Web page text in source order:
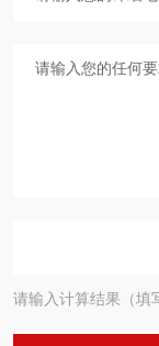
请输入计算结果（填